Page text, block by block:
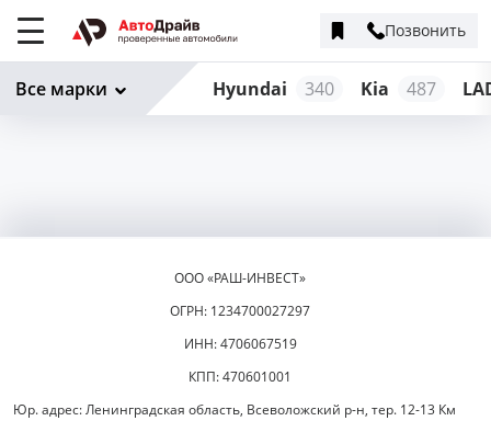
Позвонить
Hyundai 340 Kia 487
Все марки
ООО «РАШ-ИНВЕСТ»
ОГРН: 1234700027297
ИНН: 4706067519
КПП: 470601001
Юр. адрес: Ленинградская область, Всеволожский р-н, тер. 12-13 Км